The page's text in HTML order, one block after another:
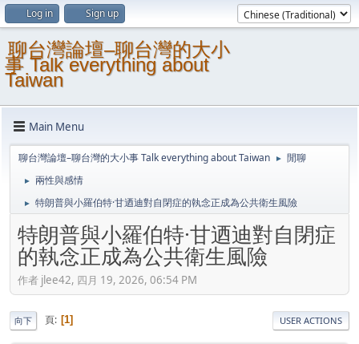
Log in Sign up
聊台灣論壇–聊台灣的大小
事 Talk everything about
Taiwan
Main Menu
聊台灣論壇–聊台灣的大小事 Talk everything about Taiwan ► 閒聊
► 兩性與感情
► 特朗普與小羅伯特·甘迺迪對自閉症的執念正成為公共衛生風險
特朗普與小羅伯特·甘迺迪對自閉症
的執念正成為公共衛生風險
作者 jlee42, 四月 19, 2026, 06:54 PM
向下 頁 1 USER ACTIONS